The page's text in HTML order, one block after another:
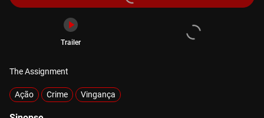
Trailer
The Assignment
Ação Crime Vingança